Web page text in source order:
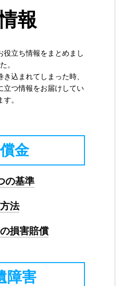
報
役立ち情報をまとめまし
た。
込まれてしまった時、
立つ情報をお届けしてい
す。
金
の基準
法
損害賠償
障害